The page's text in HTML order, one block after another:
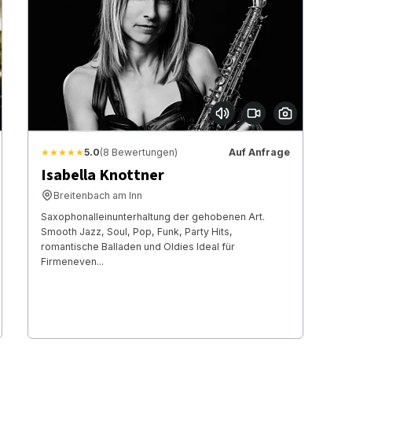
★★★★★5.0(8 Bewertungen) Auf Anfrage
Isabella Knottner
Breitenbach am Inn
Saxophonalleinunterhaltung der gehobenen Art.
Smooth Jazz, Soul, Pop, Funk, Party Hits,
romantische Balladen und Oldies Ideal für
Firmeneven...